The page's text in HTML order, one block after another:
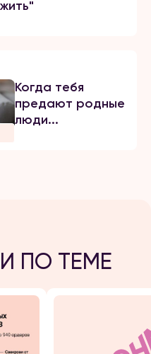
жить"
Когда тебя
предают родные
люди...
ПО ТЕМЕ